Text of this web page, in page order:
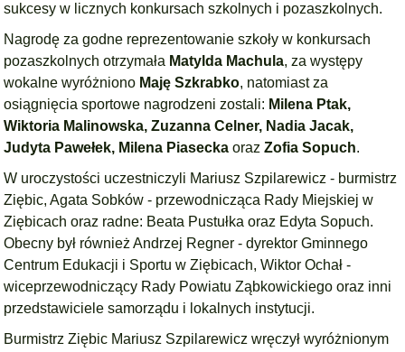
sukcesy w licznych konkursach szkolnych i pozaszkolnych.
Nagrodę za godne reprezentowanie szkoły w konkursach
pozaszkolnych otrzymała Matylda Machula, za występy
wokalne wyróżniono Maję Szkrabko, natomiast za
osiągnięcia sportowe nagrodzeni zostali: Milena Ptak,
Wiktoria Malinowska, Zuzanna Celner, Nadia Jacak,
Judyta Pawełek, Milena Piaseckaoraz Zofia Sopuch.
W uroczystości uczestniczyli Mariusz Szpilarewicz - burmistrz
Ziębic, Agata Sobków - przewodnicząca Rady Miejskiej w
Ziębicach oraz radne: Beata Pustułka oraz Edyta Sopuch.
Obecny był również Andrzej Regner - dyrektor Gminnego
Centrum Edukacji i Sportu w Ziębicach, Wiktor Ochał -
wiceprzewodniczący Rady Powiatu Ząbkowickiego oraz inni
przedstawiciele samorządu i lokalnych instytucji.
Burmistrz Ziębic Mariusz Szpilarewicz wręczył wyróżnionym